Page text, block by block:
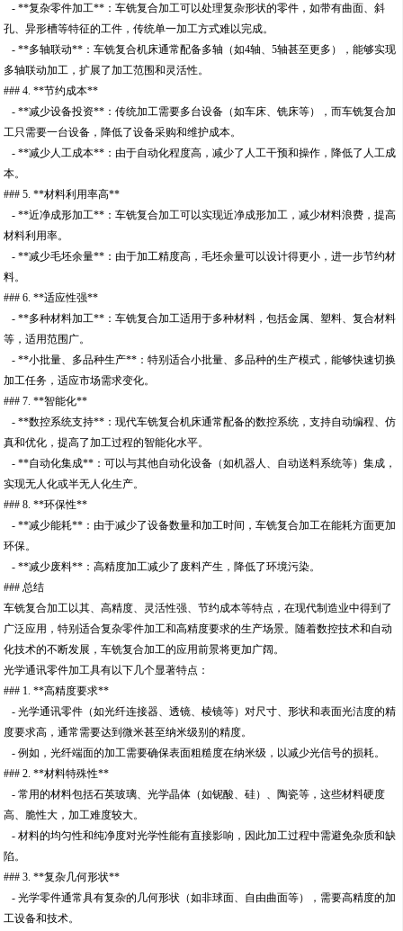
- **复杂零件加工**：车铣复合加工可以处理复杂形状的零件，如带有曲面、斜
孔、异形槽等特征的工件，传统单一加工方式难以完成。
- **多轴联动**：车铣复合机床通常配备多轴（如4轴、5轴甚至更多），能够实现
多轴联动加工，扩展了加工范围和灵活性。
### 4. **节约成本**
- **减少设备投资**：传统加工需要多台设备（如车床、铣床等），而车铣复合加
工只需要一台设备，降低了设备采购和维护成本。
- **减少人工成本**：由于自动化程度高，减少了人工干预和操作，降低了人工成
本。
### 5. **材料利用率高**
- **近净成形加工**：车铣复合加工可以实现近净成形加工，减少材料浪费，提高
材料利用率。
- **减少毛坯余量**：由于加工精度高，毛坯余量可以设计得更小，进一步节约材
料。
### 6. **适应性强**
- **多种材料加工**：车铣复合加工适用于多种材料，包括金属、塑料、复合材料
等，适用范围广。
- **小批量、多品种生产**：特别适合小批量、多品种的生产模式，能够快速切换
加工任务，适应市场需求变化。
### 7. **智能化**
- **数控系统支持**：现代车铣复合机床通常配备的数控系统，支持自动编程、仿
真和优化，提高了加工过程的智能化水平。
- **自动化集成**：可以与其他自动化设备（如机器人、自动送料系统等）集成，
实现无人化或半无人化生产。
### 8. **环保性**
- **减少能耗**：由于减少了设备数量和加工时间，车铣复合加工在能耗方面更加
环保。
- **减少废料**：高精度加工减少了废料产生，降低了环境污染。
### 总结
车铣复合加工以其、高精度、灵活性强、节约成本等特点，在现代制造业中得到了
广泛应用，特别适合复杂零件加工和高精度要求的生产场景。随着数控技术和自动
化技术的不断发展，车铣复合加工的应用前景将更加广阔。
光学通讯零件加工具有以下几个显著特点：
### 1. **高精度要求**
- 光学通讯零件（如光纤连接器、透镜、棱镜等）对尺寸、形状和表面光洁度的精
度要求高，通常需要达到微米甚至纳米级别的精度。
- 例如，光纤端面的加工需要确保表面粗糙度在纳米级，以减少光信号的损耗。
### 2. **材料特殊性**
- 常用的材料包括石英玻璃、光学晶体（如铌酸、硅）、陶瓷等，这些材料硬度
高、脆性大，加工难度较大。
- 材料的均匀性和纯净度对光学性能有直接影响，因此加工过程中需避免杂质和缺
陷。
### 3. **复杂几何形状**
- 光学零件通常具有复杂的几何形状（如非球面、自由曲面等），需要高精度的加
工设备和技术。